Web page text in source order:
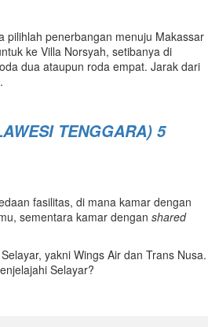
pilihlah penerbangan menuju Makassar
ke Villa Norsyah, setibanya di
dua ataupun roda empat. Jarak dari
TENGGARA) 5
fasilitas, di mana kamar dengan
sementara kamar dengan shared
yakni Wings Air dan Trans Nusa.
Selayar?